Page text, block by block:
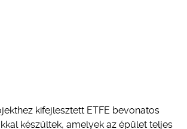
kifejlesztett ETFE bevonatos
készültek, amelyek az épület teljes